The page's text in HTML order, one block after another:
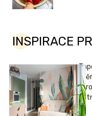
INSPIRACE